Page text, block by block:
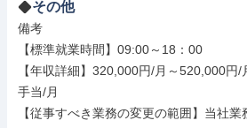
その他
備考
【標準就業時間】09:00～18：00
【年収詳細】320,000円/月～520,000円
手当/月
【従事すべき業務の変更の範囲】当社業